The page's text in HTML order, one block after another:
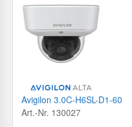
Avigilon 3.0C-H6SL-D1-60
Art.-Nr. 130027